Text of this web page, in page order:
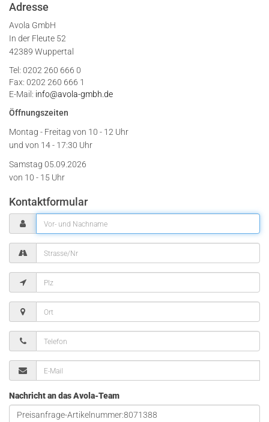
Adresse
Avola GmbH
In der Fleute 52
42389 Wuppertal
Tel: 0202 260 666 0
Fax: 0202 260 666 1
E-Mail: info@avola-gmbh.de
Öffnungszeiten
Montag - Freitag von 10 - 12 Uhr
und von 14 - 17:30 Uhr
Samstag 05.09.2026
von 10 - 15 Uhr
Kontaktformular
Nachricht an das Avola-Team